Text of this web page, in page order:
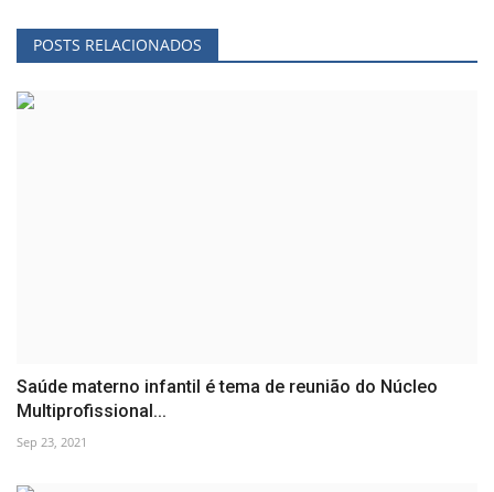
POSTS RELACIONADOS
Saúde materno infantil é tema de reunião do Núcleo
Multiprofissional...
Sep 23, 2021